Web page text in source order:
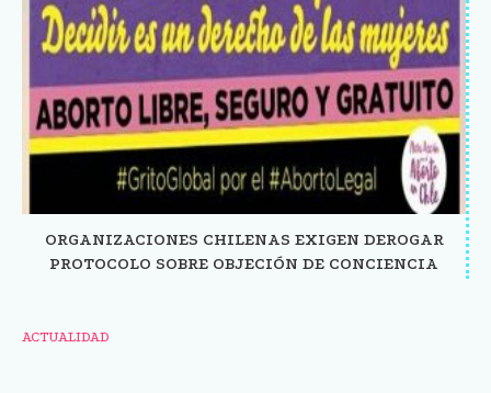
ORGANIZACIONES CHILENAS EXIGEN DEROGAR
PROTOCOLO SOBRE OBJECIÓN DE CONCIENCIA
ACTUALIDAD